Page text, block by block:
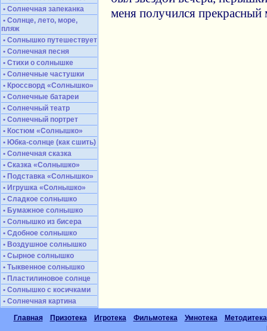
• Солнечная запеканка
• Солнце, лето, море,
пляж
• Солнышко путешествует
• Солнечная песня
• Стихи о солнышке
• Солнечные частушки
• Кроссворд «Солнышко»
• Солнечные батареи
• Солнечный театр
• Солнечный портрет
• Костюм «Солнышко»
• Юбка-солнце (как сшить)
• Солнечная сказка
• Сказка «Солнышко»
• Подставка «Солнышко»
• Игрушка «Солнышко»
• Сладкое солнышко
• Бумажное солнышко
• Солнышко из бисера
• Сдобное солнышко
• Воздушное солнышко
• Сырное солнышко
• Тыквенное солнышко
• Пластилиновое солнце
• Солнышко с косичками
• Солнечная картина
меня получился прекрасный
Главная Призотека Игротека Фильмотека Умнотека
Методитека